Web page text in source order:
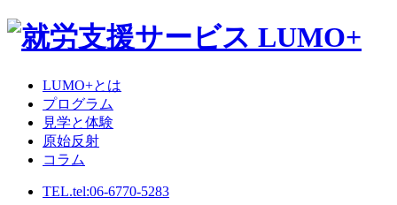
LUMO+とは
プログラム
見学と体験
原始反射
コラム
TEL.tel:06-6770-5283